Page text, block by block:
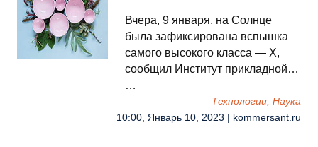
Вчера, 9 января, на Солнце
была зафиксирована вспышка
самого высокого класса — X,
сообщил Институт прикладной…
…
Технологии, Наука
10:00, Январь 10, 2023 | kommersant.ru